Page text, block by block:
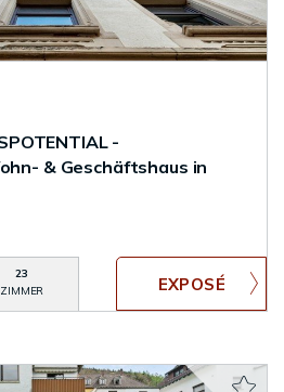
-
& Geschäftshaus in
23
ZIMMER